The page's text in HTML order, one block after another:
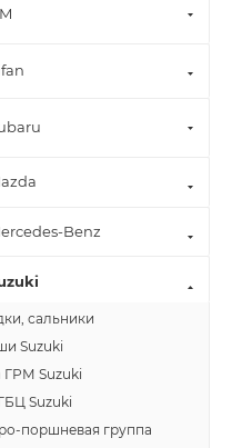
Benz
сальники
Suzuki
ГРМ Suzuki
Suzuki
поршневая группа